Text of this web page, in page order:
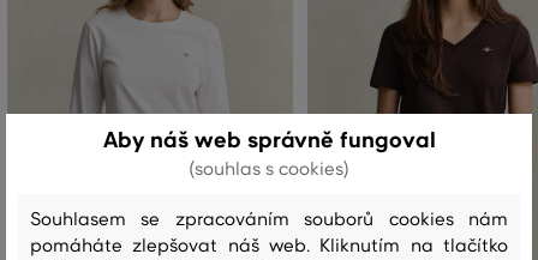
Aby náš web správně fungoval
(souhlas s cookies)
Souhlasem se zpracováním souborů cookies nám
pomáháte zlepšovat náš web. Kliknutím na tlačítko